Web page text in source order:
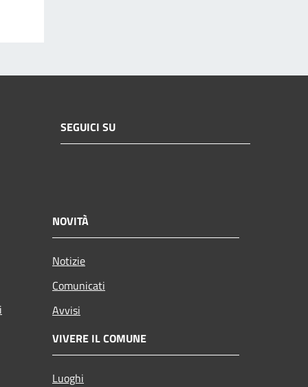
SEGUICI SU
NOVITÀ
Notizie
Comunicati
Avvisi
VIVERE IL COMUNE
Luoghi